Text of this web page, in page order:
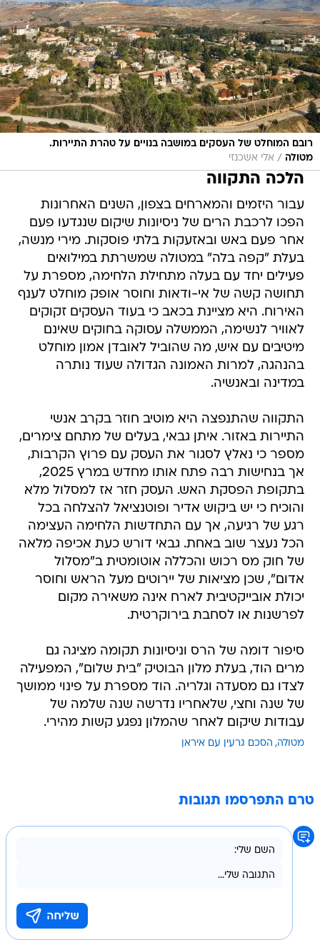
רובם המוחלט של העסקים במושבה בנויים על טהרת התיירות.
מטולה / אלי אשכנזי
הלכה התקווה
עבור היזמים והמארחים בצפון, השנים האחרונות
הפכו לרכבת הרים של ניסיונות שיקום שנגדעו פעם
אחר פעם באש ובאזעקות בלתי פוסקות. מירי מנשה,
בעלת "קפה בלה" במטולה שמשרתת במילואים
פעילים יחד עם בעלה מתחילת הלחימה, מספרת על
תחושה קשה של אי-ודאות וחוסר אופק מוחלט לענף
האירוח. היא מציינת בכאב כי בעוד העסקים זקוקים
לאוויר לנשימה, הממשלה עסוקה בחוקים שאינם
מיטיבים עם איש, מה שהוביל לאובדן אמון מוחלט
בהנהגה, למרות האמונה הגדולה שעוד נותרה
במדינה ובאנשיה.
התקווה שהתנפצה היא מוטיב חוזר בקרב אנשי
התיירות באזור. איתן גבאי, בעלים של מתחם צימרים,
מספר כי נאלץ לסגור את העסק עם פרוץ הקרבות,
אך בנחישות רבה פתח אותו מחדש במרץ 2025,
בתקופת הפסקת האש. העסק חזר אז למסלול מלא
והוכיח כי יש ביקוש אדיר ופוטנציאל להצלחה בכל
רגע של רגיעה, אך עם התחדשות הלחימה העצימה
הכל נעצר שוב באחת. גבאי דורש כעת אכיפה מלאה
של חוק מס רכוש והכללה אוטומטית ב"מסלול
אדום", שכן מציאות של יירוטים מעל הראש וחוסר
יכולת אובייקטיבית לארח אינה משאירה מקום
לפרשנות או לסחבת בירוקרטית.
סיפור דומה של הרס וניסיונות תקומה מציגה גם
מרים הוד, בעלת מלון הבוטיק "בית שלום", המפעילה
לצדו גם מסעדה וגלריה. הוד מספרת על פינוי ממושך
של שנה וחצי, שלאחריו נדרשה שנה שלמה של
עבודות שיקום לאחר שהמלון נפגע קשות מהירי.
מטולה הסכם גרעין עם איראן
טרם התפרסמו תגובות